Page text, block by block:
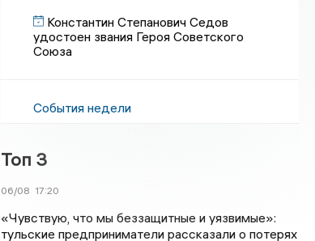
Константин Степанович Седов
удостоен звания Героя Советского
Союза
События недели
Топ 3
06/08 17:20
«Чувствую, что мы беззащитные и уязвимые»:
тульские предприниматели рассказали о потерях